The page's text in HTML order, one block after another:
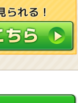
周知徹底します。ま
うに要請します。
又は公表し、その利用
要な対策を講じて適切
訂正、削除、利用停止
します。
は、適正な取扱いを確
す。
への提供の場合及び以